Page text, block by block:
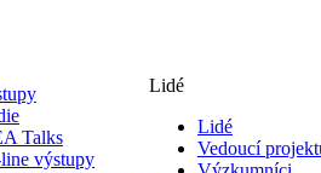
Talks
výstupy
Lidé
Lidé
Vedoucí